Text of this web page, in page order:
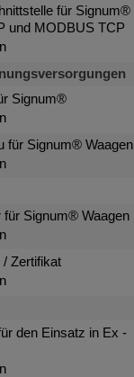
für Signum®
und MODBUS TCP
Signum®
für Signum® Waagen
für Signum® Waagen
/ Zertifikat
den Einsatz in Ex -